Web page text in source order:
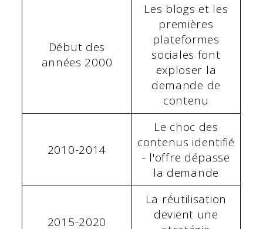
Début des
années 2000
Les blogs et les
premières
plateformes
sociales font
exploser la
demande de
contenu
2010-2014
Le choc des
contenus identifié
- l'offre dépasse
la demande
2015-2020
La réutilisation
devient une